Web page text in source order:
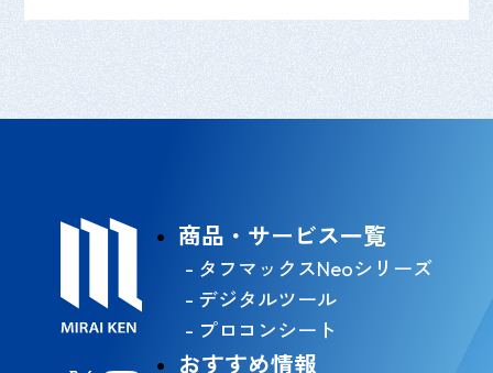
商品・サービス一覧
タフマックスNeoシリーズ
デジタルツール
プロコンシート
おすすめ情報